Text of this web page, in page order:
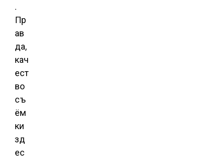
.
Пр
ав
да,
кач
ест
во
съ
ём
ки
зд
ес